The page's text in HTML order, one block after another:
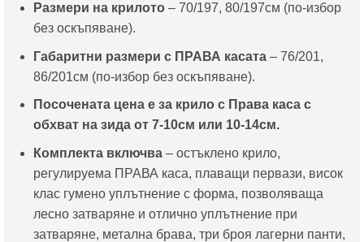
Размери на крилото– 70/197, 80/197см (по-избор
без оскъпяване).
Габаритни размери с ПРАВА касата– 76/201,
86/201см (по-избор без оскъпяване).
Посочената цена е за крило с Права каса с
обхват на зида от 7-10см или 10-14см.
Комплекта включва– остъклено крило,
регулируема ПРАВА каса, плаващи первази, висок
клас гумено уплътнение с форма, позволяваща
лесно затваряне и отлично уплътнение при
затваряне, метална брава, три броя лагерни панти,